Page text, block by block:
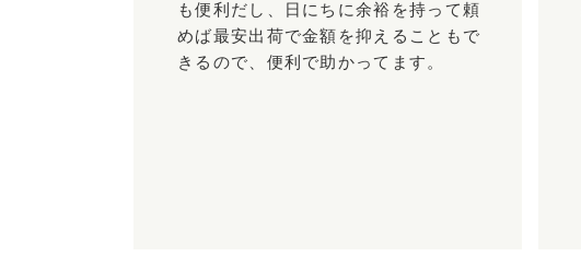
も便利だし、日にちに余裕を持って頼
めば最安出荷で金額を抑えることもで
きるので、便利で助かってます。